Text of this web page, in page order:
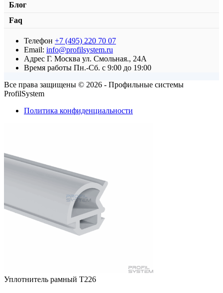
Г-образная декоративная крышка (накладка) T-102S CONST
973,00₽ В корзину
Зажимной профиль T-40T (База-клипсы)
Блог
Faq
Телефон +7 (495) 220 70 07
Email: info@profilsystem.ru
Адрес Г. Москва ул. Смольная., 24А
Время работы Пн.-Сб. с 9:00 до 19:00
Все права защищены © 2026 - Профильные системы
ProfilSystem
Политика конфиденциальности
Уплотнитель рамный Т226